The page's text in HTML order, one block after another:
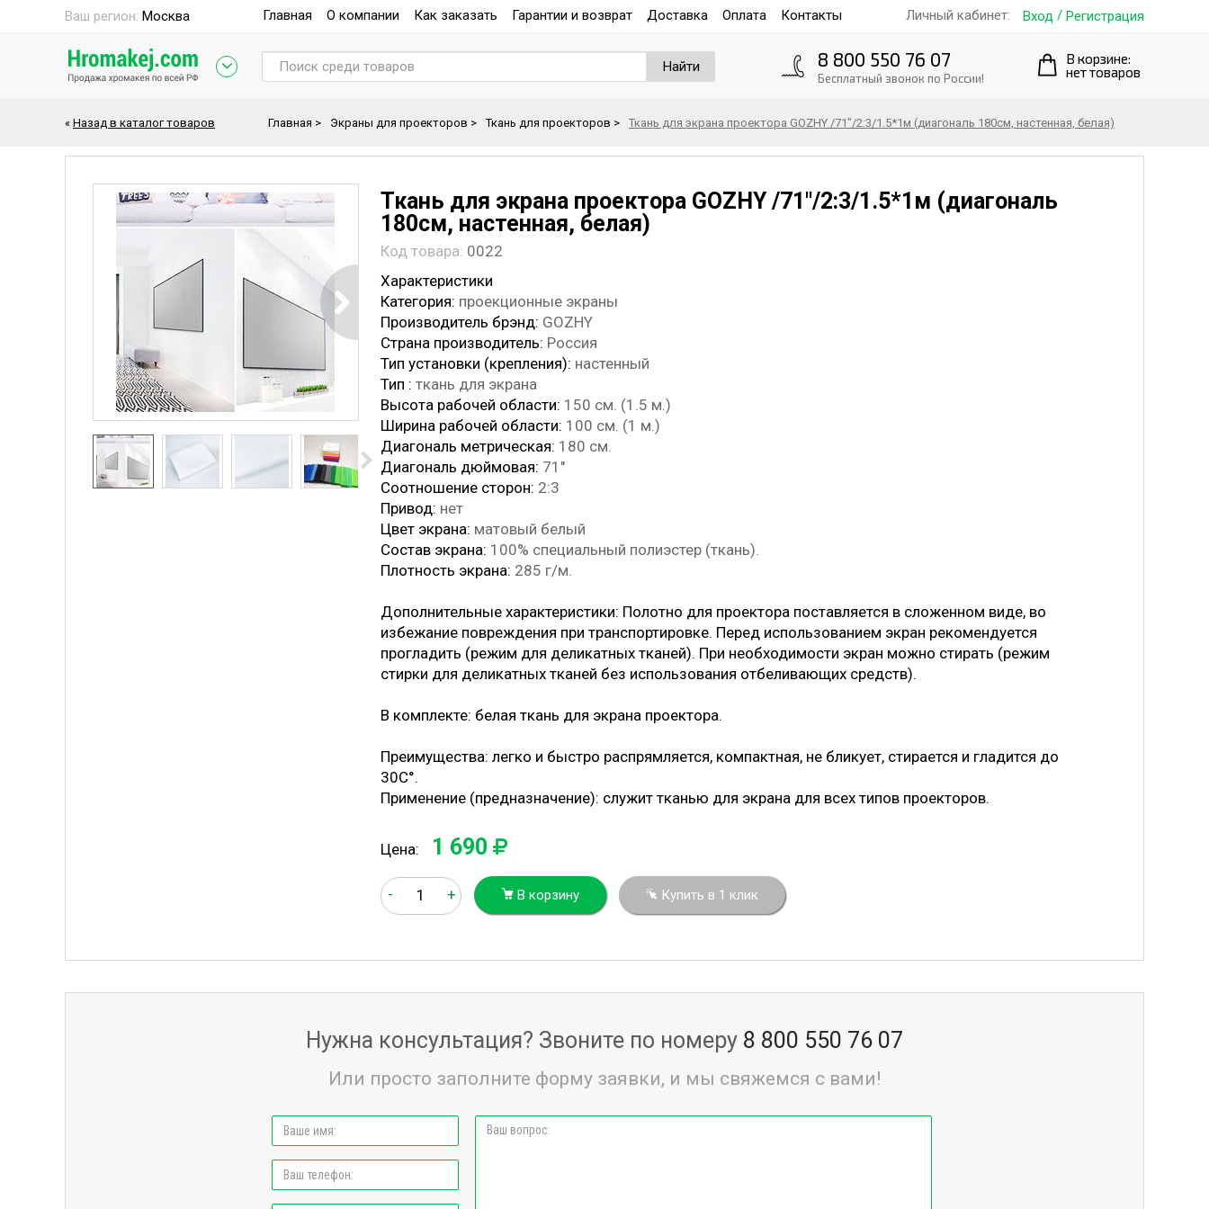
Ваш регион: Москва Главная О компании Как заказать Гарантии и возврат Доставка Оплата Контакты Личный кабинет: Вход / Регистрация
Найти 8 800 550 76 07
Бесплатный звонок по России!
В корзине:
нет товаров
« Назад в каталог товаров Главная > Экраны для проекторов > Ткань для проекторов > Ткань для экрана проектора GOZHY /71"/2:3/1.5*1м (диагональ 180см, настенная, белая)
Ткань для экрана проектора GOZHY /71"/2:3/1.5*1м (диагональ
180см, настенная, белая)
Код товара: 0022
Характеристики
Категория: проекционные экраны
Производитель брэнд: GOZHY
Страна производитель: Россия
Тип установки (крепления): настенный
Тип : ткань для экрана
Высота рабочей области: 150 см. (1.5 м.)
Ширина рабочей области: 100 см. (1 м.)
Диагональ метрическая: 180 см.
Диагональ дюймовая: 71"
Соотношение сторон: 2:3
Привод: нет
Цвет экрана: матовый белый
Состав экрана: 100% специальный полиэстер (ткань).
Плотность экрана: 285 г/м.
Дополнительные характеристики: Полотно для проектора поставляется в сложенном виде, во
избежание повреждения при транспортировке. Перед использованием экран рекомендуется
прогладить (режим для деликатных тканей). При необходимости экран можно стирать (режим
стирки для деликатных тканей без использования отбеливающих средств).
В комплекте: белая ткань для экрана проектора.
Преимущества: легко и быстро распрямляется, компактная, не бликует, стирается и гладится до
30С°.
Применение (предназначение): служит тканью для экрана для всех типов проекторов.
Цена: 1 690
- + В корзину Купить в 1 клик
Нужна консультация? Звоните по номеру 8 800 550 76 07
Или просто заполните форму заявки, и мы свяжемся с вами!